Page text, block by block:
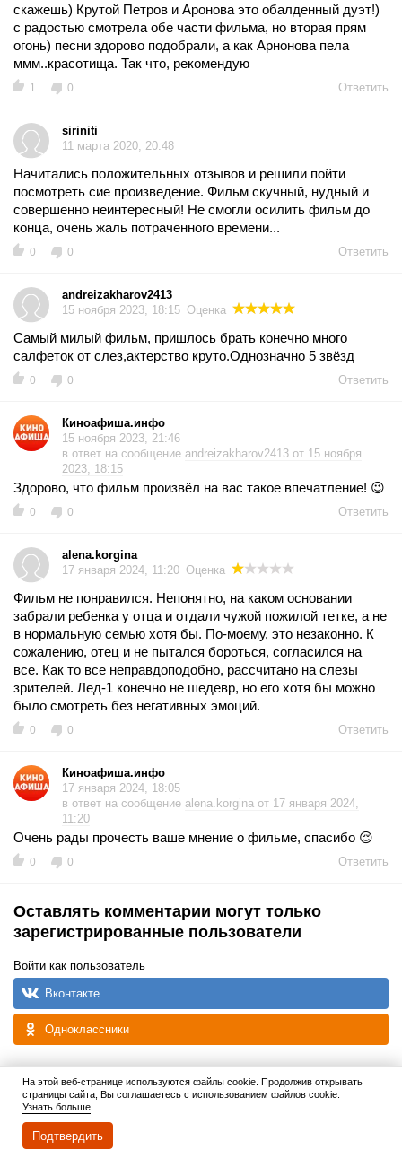
скажешь) Крутой Петров и Аронова это обалденный дуэт!)
с радостью смотрела обе части фильма, но вторая прям
огонь) песни здорово подобрали, а как Арнонова пела
ммм..красотища. Так что, рекомендую
1 0 Ответить
siriniti
11 марта 2020, 20:48
Начитались положительных отзывов и решили пойти
посмотреть сие произведение. Фильм скучный, нудный и
совершенно неинтересный! Не смогли осилить фильм до
конца, очень жаль потраченного времени...
0 0 Ответить
andreizakharov2413
15 ноября 2023, 18:15 Оценка
Самый милый фильм, пришлось брать конечно много
салфеток от слез,актерство круто.Однозначно 5 звёзд
0 0 Ответить
Киноафиша.инфо
15 ноября 2023, 21:46
в ответ на сообщение andreizakharov2413 от 15 ноября
2023, 18:15
Здорово, что фильм произвёл на вас такое впечатление! 😉
0 0 Ответить
alena.korgina
17 января 2024, 11:20 Оценка
Фильм не понравился. Непонятно, на каком основании
забрали ребенка у отца и отдали чужой пожилой тетке, а не
в нормальную семью хотя бы. По-моему, это незаконно. К
сожалению, отец и не пытался бороться, согласился на
все. Как то все неправдоподобно, рассчитано на слезы
зрителей. Лед-1 конечно не шедевр, но его хотя бы можно
было смотреть без негативных эмоций.
0 0 Ответить
Киноафиша.инфо
17 января 2024, 18:05
в ответ на сообщение alena.korgina от 17 января 2024,
11:20
Очень рады прочесть ваше мнение о фильме, спасибо 😌
0 0 Ответить
Оставлять комментарии могут только
зарегистрированные пользователи
Войти как пользователь
Вконтакте
Одноклассники
Авторизовываясь, вы соглашаетесь с
политикой
конфиденциальности
Авторизация по e-mail
На этой веб-странице используются файлы cookie. Продолжив открывать
страницы сайта, Вы соглашаетесь с использованием файлов cookie.
Узнать больше
Подтвердить